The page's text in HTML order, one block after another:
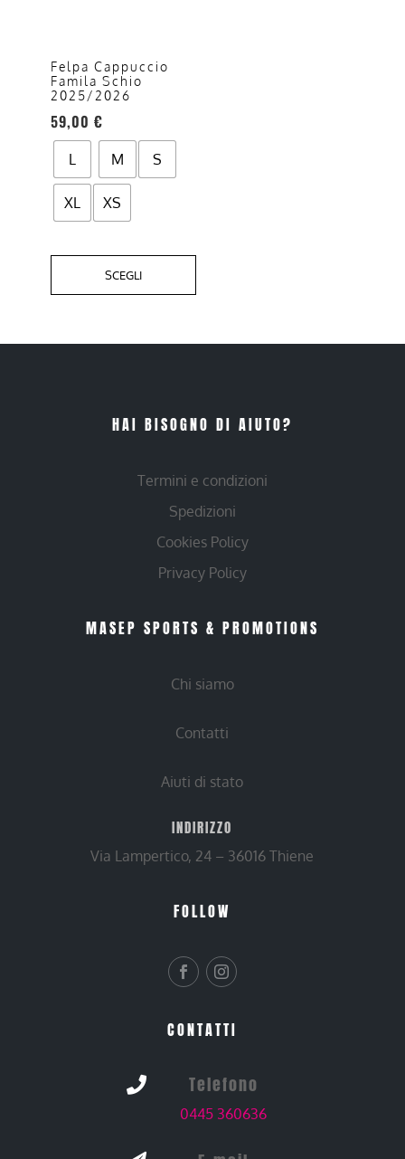
Felpa Cappuccio
Famila Schio
2025/2026
59,00 €
L M S
XL XS
SCEGLI
opzioni
possono
essere
scelte
nella
pagina
del
prodotto
HAI BISOGNO DI AIUTO?
Termini e condizioni
Spedizioni
Cookies Policy
Privacy Policy
MASEP SPORTS & PROMOTIONS
Chi siamo
Contatti
Aiuti di stato
INDIRIZZO
Via Lampertico, 24 – 36016 Thiene
FOLLOW
CONTATTI
 Telefono
0445 360636